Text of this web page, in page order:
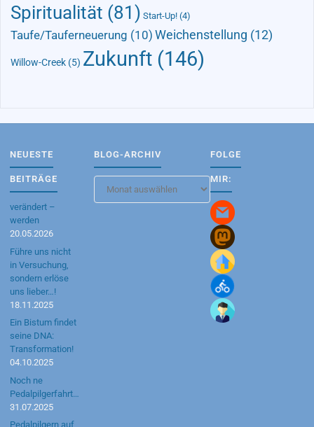
Spiritualität (81) Start-Up! (4)
Taufe/Tauferneuerung (10) Weichenstellung (12)
Willow-Creek (5) Zukunft (146)
NEUESTE
BEITRÄGE
verändert –
werden
20.05.2026
Führe uns nicht
in Versuchung,
sondern erlöse
uns lieber…!
18.11.2025
Ein Bistum findet
seine DNA:
Transformation!
04.10.2025
Noch ne
Pedalpilgerfahrt…
31.07.2025
Pedalpilgern auf
BLOG-ARCHIV
Archiv
FOLGE
MIR: